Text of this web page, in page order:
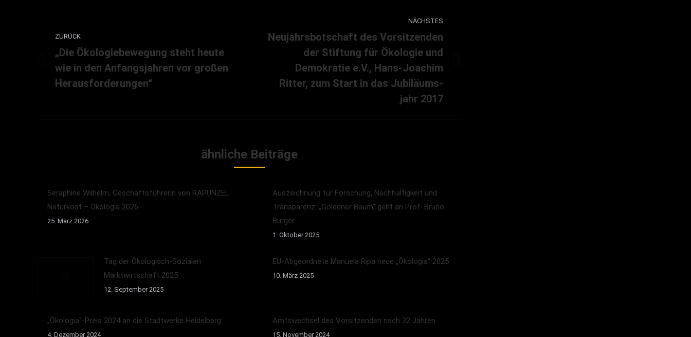
ZURÜCK
Vorheriger
Beitrag:
„Die Ökologiebewegung steht heute
wie in den Anfangsjahren vor großen
Herausforderungen“
NÄCHSTES
Beitrag:
Neujahrsbotschaft des Vorsitzenden
der Stiftung für Ökologie und
Demokratie e.V., Hans-Joachim
Ritter, zum Start in das Jubiläums-
jahr 2017
ähnliche Beiträge
Seraphine Wilhelm, Geschäftsführerin von RAPUNZEL
Naturkost – Ökologia 2026
25. März 2026
Auszeichnung für Forschung, Nachhaltigkeit und
Transparenz: „Goldener Baum“ geht an Prof. Bruno
Burger
1. Oktober 2025
Tag der Ökologisch-Sozialen
Marktwirtschaft 2025
12. September 2025
EU-Abgeordnete Manuela Ripa neue „Ökologia“ 2025
10. März 2025
„Ökologia“-Preis 2024 an die Stadtwerke Heidelberg
4. Dezember 2024
Amtswechsel des Vorsitzenden nach 32 Jahren
15. November 2024